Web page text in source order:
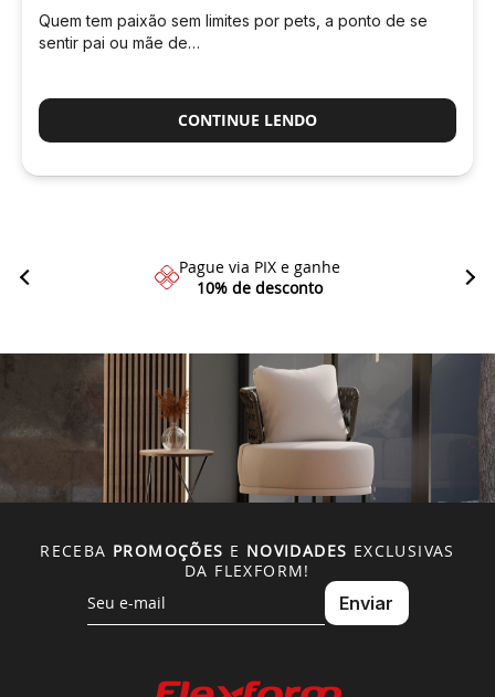
Quem tem paixão sem limites por pets, a ponto de se
sentir pai ou mãe de…
CONTINUE LENDO
Pague via PIX e ganhe
10% de desconto
RECEBA PROMOÇÕES E NOVIDADES EXCLUSIVAS
DA FLEXFORM!